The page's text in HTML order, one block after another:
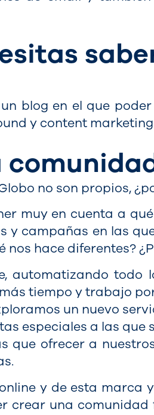
blog en el que
y content
no son propios,
muy en cuenta a
y campañas en las
hace diferentes?
automatizando
tiempo y trabajo
un nuevo
especiales a las que
que ofrecer a
y de esta marca
crear una